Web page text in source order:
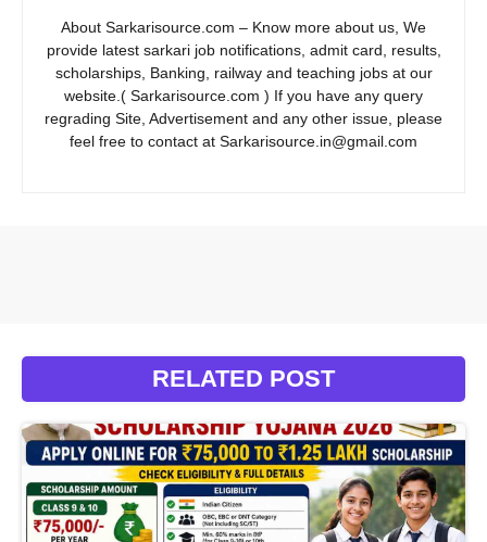
About Sarkarisource.com – Know more about us, We
provide latest sarkari job notifications, admit card, results,
scholarships, Banking, railway and teaching jobs at our
website.( Sarkarisource.com ) If you have any query
regrading Site, Advertisement and any other issue, please
feel free to contact at Sarkarisource.in@gmail.com
RELATED POST